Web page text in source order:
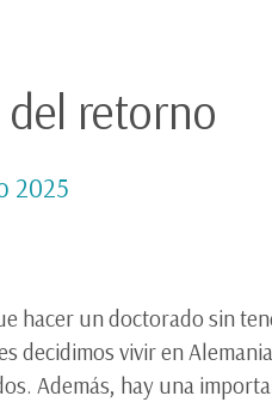
retorno
2025
hacer un doctorado sin
decidimos vivir en
Además, hay una